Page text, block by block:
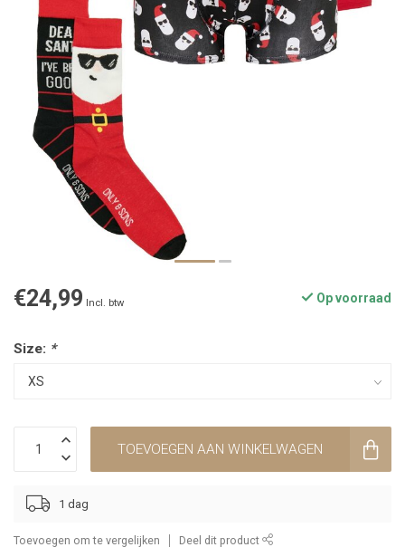
€24,99 Incl. btw Op voorraad
Size: *
TOEVOEGEN AAN WINKELWAGEN
1 dag
Toevoegen om te vergelijken Deel dit product